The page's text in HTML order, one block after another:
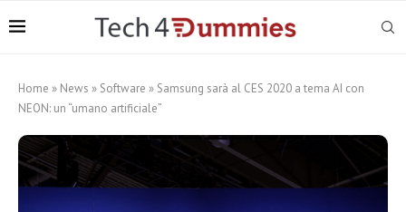
Home » News » Software » Samsung sarà al CES 2020 a tema AI con
NEON: un “umano artificiale”